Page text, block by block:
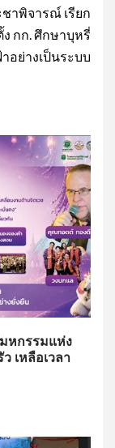
าพิจารณ์ เรียก
ง กก. ศึกษาบุหรี่
อย่างเป็นระบบ
หกรรมแห่ง
เหลือเวลา